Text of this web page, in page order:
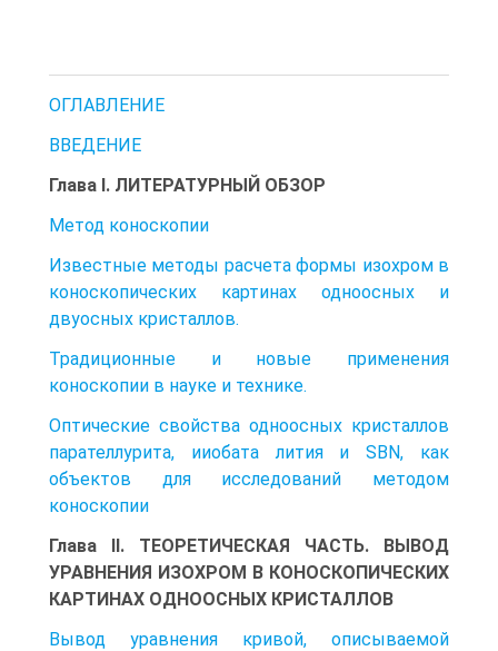
ОГЛАВЛЕНИЕ
ВВЕДЕНИЕ
Глава І. ЛИТЕРАТУРНЫЙ ОБЗОР
Метод коноскопии
Известные методы расчета формы изохром в
коноскопических картинах одноосных и
двуосных кристаллов.
Традиционные и новые применения
коноскопии в науке и технике.
Оптические свойства одноосных кристаллов
парателлурита, ииобата лития и SBN, как
объектов для исследований методом
коноскопии
Глава II. ТЕОРЕТИЧЕСКАЯ ЧАСТЬ. ВЫВОД
УРАВНЕНИЯ ИЗОХРОМ В КОНОСКОПИЧЕСКИХ
КАРТИНАХ ОДНООСНЫХ КРИСТАЛЛОВ
Вывод уравнения кривой, описываемой